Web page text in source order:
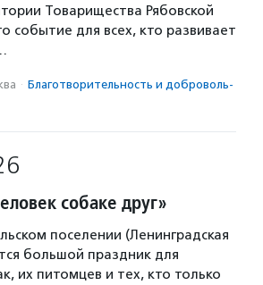
Товарищества Рябовской
событие для всех, кто развивает
· Благотвори­тель­ность и доброволь­
собаке друг»
поселении (Ленинградская
большой праздник для
их питомцев и тех, кто только